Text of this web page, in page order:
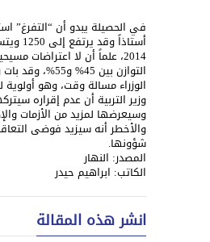
أستاذاً
2014، علماً أن لا اعتراضات
التوازن بين 45%
الوزراء مسالة وقت، وهو أولوية
وزير التربية أن عدم إقراره
وسيعرضها لمزيد من الأزمات
والأخطر أنه سيزيد فوضى
شؤونها.
المصدر: النهار
الكاتب: ابراهيم حيدر
انشر هذه المقالة